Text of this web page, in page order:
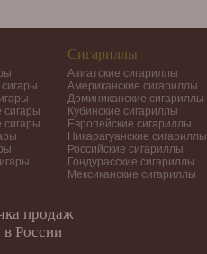
сигары
сигары
Сигариллы
Азиатские сигариллы
Американские сигариллы
Доминиканские сигариллы
Кубинские сигариллы
Европейские сигариллы
Никарагуанские сигариллы
Российские сигариллы
Гондурасские сигариллы
Мексиканские сигариллы
продаж
в России